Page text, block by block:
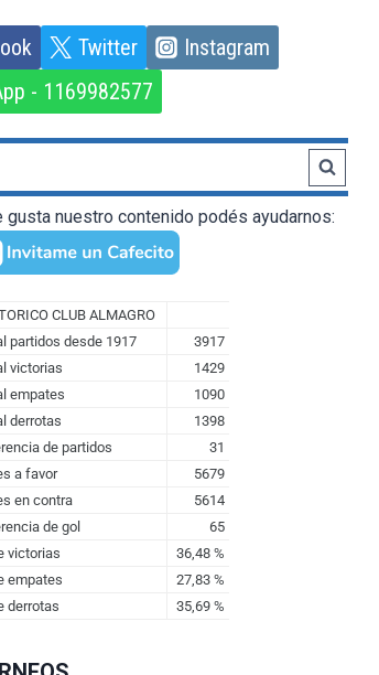
Twitter
Instagram
- 1169982577
gusta nuestro contenido podés ayudarnos: